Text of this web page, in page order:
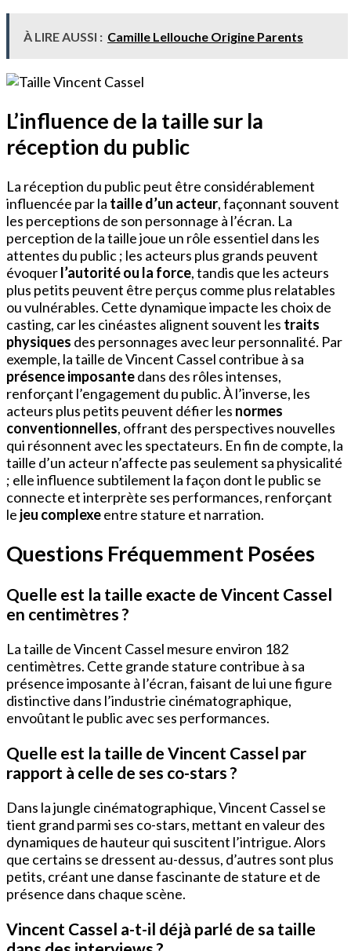
À LIRE AUSSI : Camille Lellouche Origine Parents
L’influence de la taille sur la
réception du public
La réception du public peut être considérablement
influencée par la taille d’un acteur, façonnant souvent
les perceptions de son personnage à l’écran. La
perception de la taille joue un rôle essentiel dans les
attentes du public ; les acteurs plus grands peuvent
évoquerl’autorité ou la force, tandis que les acteurs
plus petits peuvent être perçus comme plus relatables
ou vulnérables. Cette dynamique impacte les choix de
casting, car les cinéastes alignent souvent les traits
physiques des personnages avec leur personnalité. Par
exemple, la taille de Vincent Cassel contribue à sa
présence imposantedans des rôles intenses,
renforçant l’engagement du public. À l’inverse, les
acteurs plus petits peuvent défier les normes
conventionnelles, offrant des perspectives nouvelles
qui résonnent avec les spectateurs. En fin de compte, la
taille d’un acteur n’affecte pas seulement sa physicalité
; elle influence subtilement la façon dont le public se
connecte et interprète ses performances, renforçant
le jeu complexeentre stature et narration.
Questions Fréquemment Posées
Quelle est la taille exacte de Vincent Cassel
en centimètres ?
La taille de Vincent Cassel mesure environ 182
centimètres. Cette grande stature contribue à sa
présence imposante à l’écran, faisant de lui une figure
distinctive dans l’industrie cinématographique,
envoûtant le public avec ses performances.
Quelle est la taille de Vincent Cassel par
rapport à celle de ses co-stars ?
Dans la jungle cinématographique, Vincent Cassel se
tient grand parmi ses co-stars, mettant en valeur des
dynamiques de hauteur qui suscitent l’intrigue. Alors
que certains se dressent au-dessus, d’autres sont plus
petits, créant une danse fascinante de stature et de
présence dans chaque scène.
Vincent Cassel a-t-il déjà parlé de sa taille